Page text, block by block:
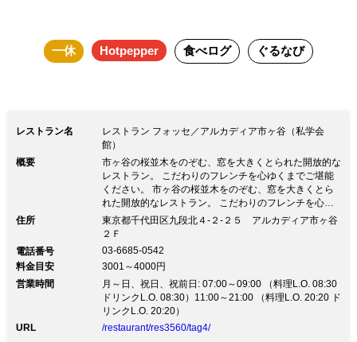
一休 Hotpepper 食べログ ぐるなび
レストラン名
レストラン フォッセ／アルカディア市ヶ谷（私学会
館）
概要
市ヶ谷の桜並木をのぞむ、窓を大きくとられた開放的な
レストラン。 こだわりのフレンチを心ゆくまでご堪能
ください。 市ヶ谷の桜並木をのぞむ、窓を大きくとら
れた開放的なレストラン。 こだわりのフレンチを心ゆ
くまでご堪能ください。●市ヶ谷駅から徒歩2分 ●アルカ
ディア市ヶ谷(私学会館)内にあるフレンチレストランで
ど多様なニーズにお応えします。
住所
東京都千代田区九段北４‐２‐２５ アルカディア市ヶ谷
２Ｆ
電話番号
03-6685-0542
料金目安
3001～4000円
営業時間
月～日、祝日、祝前日: 07:00～09:00 （料理L.O. 08:30
ドリンクL.O. 08:30）11:00～21:00 （料理L.O. 20:20 ド
リンクL.O. 20:20）
URL
/restaurant/res3560/tag4/